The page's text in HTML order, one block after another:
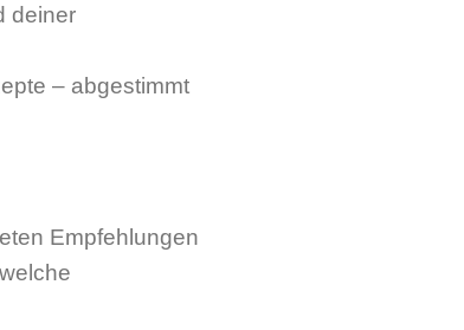
deiner
– abgestimmt
Empfehlungen